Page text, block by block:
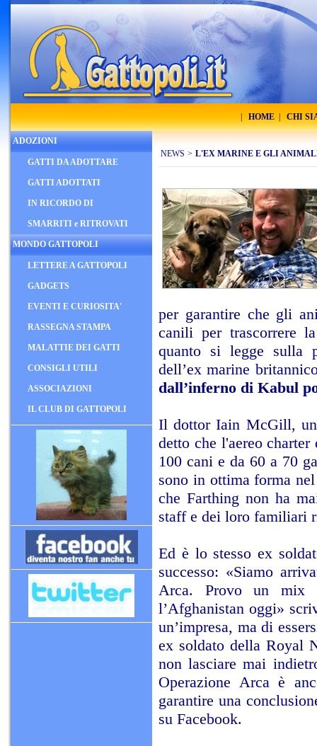
HOME CHI
ADOZIONI
GATTI DA ADOTTARE
GATTI ADOTTATI
IN RICORDO DI
SMARRITI e RITROVATI
MONDO GATTOPOLI
LETTERE A GATTOPOLI
GADGETS
EVENTI E CURIOSITA'
RASSEGNA STAMPA
MALATTIE DEI GATTI
CONSIGLI UTILI
ASSOCIAZIONI
IL CLUB DI GATTOPOLI
NEWS > L'EX MARINE E GLI
per garantire che gli
canili per trascorrere
quanto si legge sulla
dell’ex marine
dall’inferno di Kabul
Il dottor Iain McGill, un
detto che l'aereo
100 cani e da 60 a 70
sono in ottima forma
che Farthing non ha
staff e dei loro familiari
Ed è lo stesso ex
successo: «Siamo
Arca. Provo un mix
l’Afghanistan oggi»
un’impresa, ma di
ex soldato della Royal
non lasciare mai
Operazione Arca è
garantire una
su Facebook.